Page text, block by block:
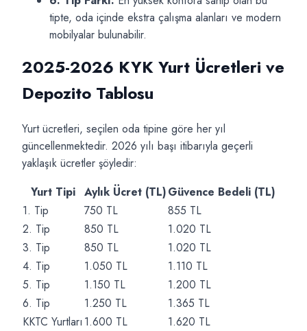
tipte, oda içinde ekstra çalışma alanları ve modern
mobilyalar bulunabilir.
2025-2026 KYK Yurt Ücretleri ve
Depozito Tablosu
Yurt ücretleri, seçilen oda tipine göre her yıl
güncellenmektedir. 2026 yılı başı itibarıyla geçerli
yaklaşık ücretler şöyledir:
Yurt Tipi Aylık Ücret (TL)Güvence Bedeli (TL)
1. Tip
750 TL
855 TL
2. Tip
850 TL
1.020 TL
3. Tip
850 TL
1.020 TL
4. Tip
1.050 TL
1.110 TL
5. Tip
1.150 TL
1.200 TL
6. Tip
1.250 TL
1.365 TL
KKTC Yurtları 1.600 TL 1.620 TL